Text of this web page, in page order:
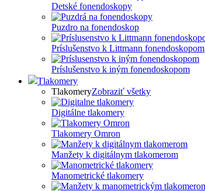
Detské fonendoskopy
Puzdro na fonendoskop
Príslušenstvo k Littmann fonendoskopom
Príslušenstvo k iným fonendoskopom
Tlakomery
TlakomeryZobraziť všetky
Digitálne tlakomery
Tlakomery Omron
Manžety k digitálnym tlakomerom
Manometrické tlakomery